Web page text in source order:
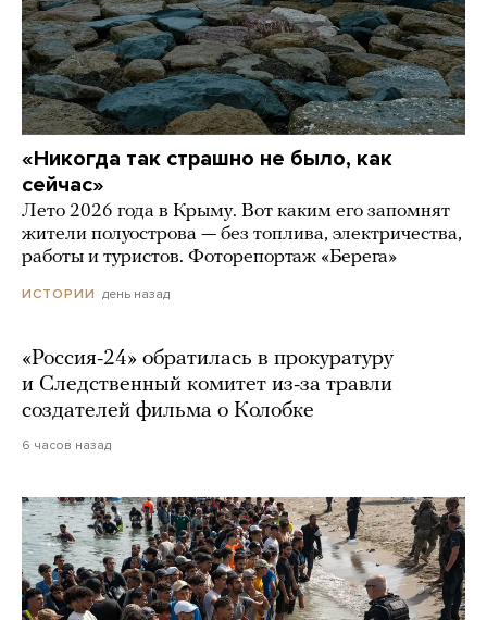
«Никогда так страшно не было, как
сейчас»
Лето 2026 года в Крыму. Вот каким его запомнят
жители полуострова — без топлива, электричества,
работы и туристов. Фоторепортаж «Берега»
ИСТОРИИ день назад
«Россия-24» обратилась в прокуратуру
и Следственный комитет из-за травли
создателей фильма о Колобке
6 часов назад